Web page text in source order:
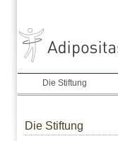
Die Stiftung
Die Stiftung